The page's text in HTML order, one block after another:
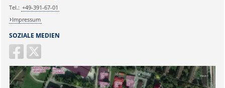
SOZIALE MEDIEN
Tel.: +49-391-67-01
Impressum